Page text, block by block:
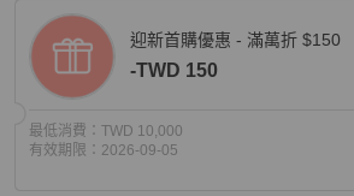
迎新首購優惠 - 滿萬折 $150
-TWD 150
最低消費： TWD 10,000
有效期限： 2026-09-05